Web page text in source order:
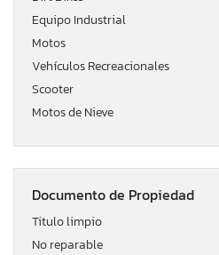
Equipo Industrial
Motos
Vehículos Recreacionales
Scooter
Motos de Nieve
Documento de Propiedad
Titulo limpio
No reparable